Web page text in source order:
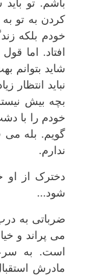
باشم. تو
کردن به تو به
خودم بلکه
افتاد. اما قول
شاید بتوانم
نباید انتظار
بچه بیش
خودم را با
گویم. بله می
ندارم.
دخترک از او
شود...
ضرباتی به درب
می پراند و
است. به
مادرش